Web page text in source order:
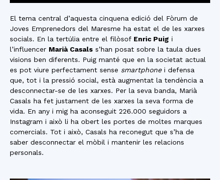
El tema central d’aquesta cinquena edició del Fòrum de
Joves Emprenedors del Maresme ha estat el de les xarxes
socials. En la tertúlia entre el filòsof Enric Puig i
l’influencer Marià Casals s’han posat sobre la taula dues
visions ben diferents. Puig manté que en la societat actual
es pot viure perfectament sense smartphonei defensa
que, tot i la pressió social, està augmentat la tendència a
desconnectar-se de les xarxes. Per la seva banda, Marià
Casals ha fet justament de les xarxes la seva forma de
vida. En any i mig ha aconseguit 226.000 seguidors a
Instagram i això li ha obert les portes de moltes marques
comercials. Tot i això, Casals ha reconegut que s’ha de
saber desconnectar el mòbil i mantenir les relacions
personals.